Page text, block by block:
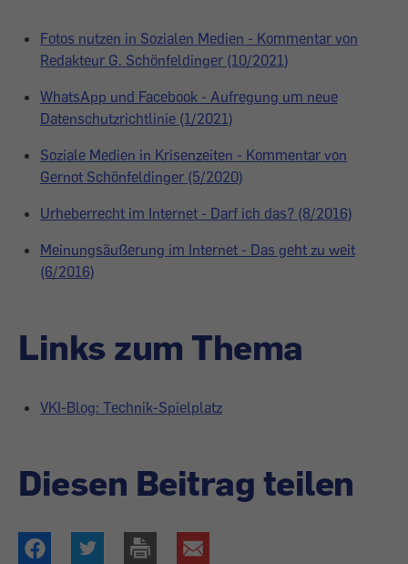
Fotos nutzen in Sozialen Medien - Kommentar von
Redakteur G. Schönfeldinger (10/2021)
WhatsApp und Facebook - Aufregung um neue
Datenschutzrichtlinie (1/2021)
Soziale Medien in Krisenzeiten - Kommentar von
Gernot Schönfeldinger (5/2020)
Urheberrecht im Internet - Darf ich das? (8/2016)
Meinungsäußerung im Internet - Das geht zu weit
(6/2016)
Links zum Thema
VKI-Blog: Technik-Spielplatz
Diesen Beitrag teilen